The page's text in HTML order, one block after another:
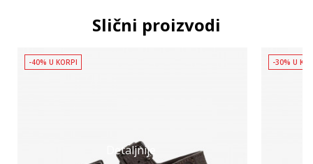
Slični proizvodi
Detaljnije
-40% U KORPI -30% U